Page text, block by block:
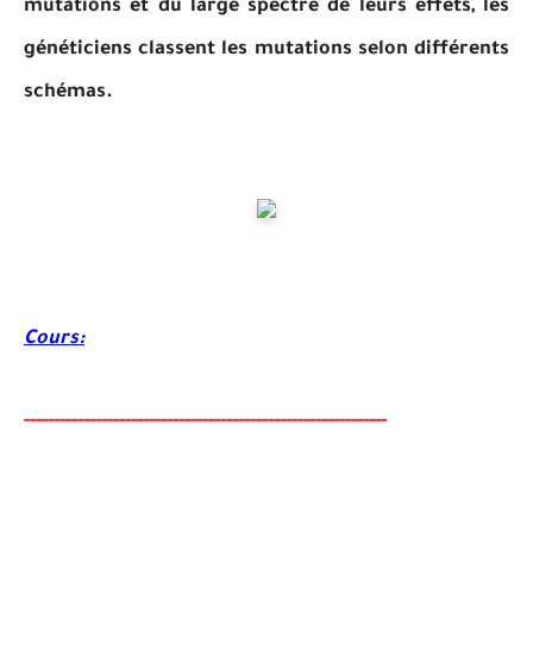
mutations et du large spectre de leurs effets, les
généticiens classent les mutations selon différents
schémas.
Cours:
-------------------------------------------------------------